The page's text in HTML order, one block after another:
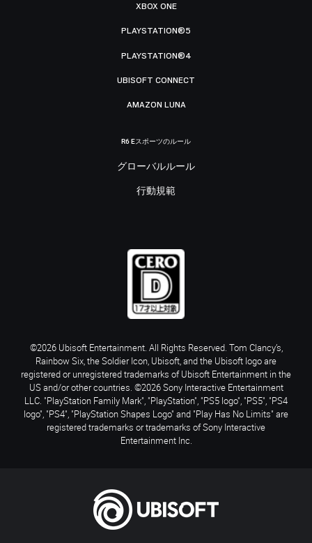
XBOX ONE
PLAYSTATION®5
PLAYSTATION®4
UBISOFT CONNECT
AMAZON LUNA
R6 Eスポーツのルール
グローバルルール
行動規範
©2026 Ubisoft Entertainment. All Rights Reserved. Tom Clancy’s,
Rainbow Six, the Soldier Icon, Ubisoft, and the Ubisoft logo are
registered or unregistered trademarks of Ubisoft Entertainment in the
US and/or other countries. ©2026 Sony Interactive Entertainment
LLC. "PlayStation Family Mark", "PlayStation", "PS5 logo", "PS5", "PS4
logo", "PS4", "PlayStation Shapes Logo" and "Play Has No Limits" are
registered trademarks or trademarks of Sony Interactive
Entertainment Inc.